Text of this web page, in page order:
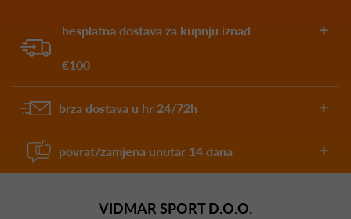
besplatna dostava za kupnju iznad
€100
brza dostava u hr 24/72h
povrat/zamjena unutar 14 dana
VIDMAR SPORT D.O.O.